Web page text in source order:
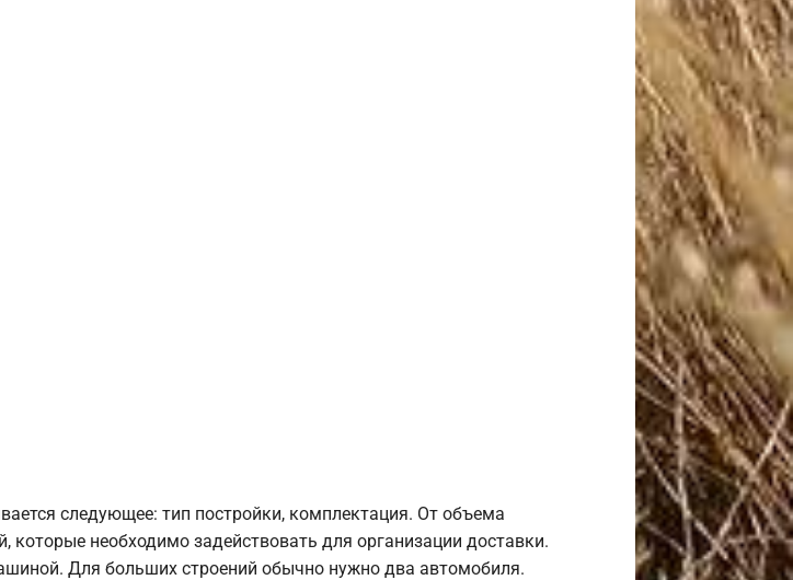
следующее: тип постройки, комплектация. От объема
которые необходимо задействовать для организации доставки.
Для больших строений обычно нужно два автомобиля.